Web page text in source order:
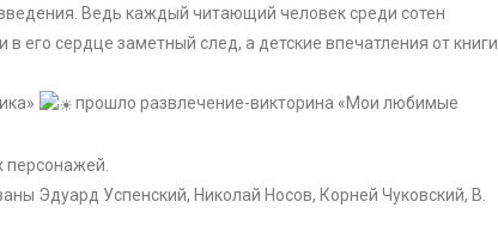
Ведь каждый читающий человек среди сотен
его сердце заметный след, а детские впечатления от книги
прошло развлечение-викторина «Мои любимые
Эдуард Успенский, Николай Носов, Корней Чуковский, В.